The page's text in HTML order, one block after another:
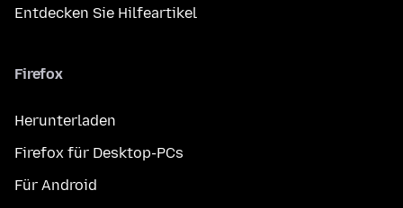
Entdecken Sie Hilfeartikel
Firefox
Herunterladen
Firefox für Desktop-PCs
Für Android